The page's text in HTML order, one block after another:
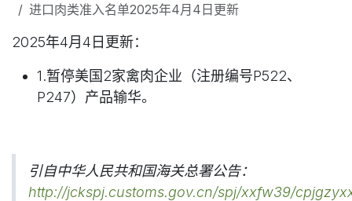
进口肉类准入名单2025年4月4日更新
2025年4月4日更新：
1.暂停美国2家禽肉企业（注册编号P522、
P247）产品输华。
引自中华人民共和国海关总署公告：
http://jckspj.customs.gov.cn/spj/xxfw39/